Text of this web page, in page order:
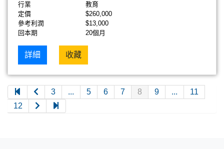
行業
教育
定價
$260,000
參考利潤
$13,000
回本期
20個月
詳細 收藏
3 ... 5 6 7 8 9 ...
11
12